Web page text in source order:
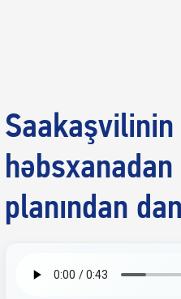
həbsxanadan
planından